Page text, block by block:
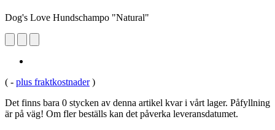
Dog's Love Hundschampo "Natural"
( - plus fraktkostnader )
Det finns bara 0 stycken av denna artikel kvar i vårt lager. Påfyllning
är på väg! Om fler beställs kan det påverka leveransdatumet.